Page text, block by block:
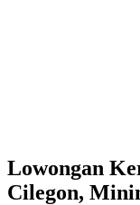
Lowongan
Cilegon,